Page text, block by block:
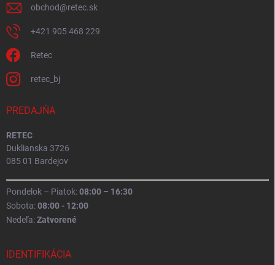
obchod@retec.sk
+421 905 468 229
Retec
retec_bj
PREDAJŇA
RETEC
Duklianska 3726
085 01 Bardejov
Pondelok – Piatok:08:00 – 16:30
Sobota:08:00 - 12:00
Nedeľa:Zatvorené
IDENTIFIKÁCIA